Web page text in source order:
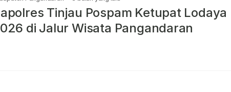
Tinjau Pospam Ketupat Lodaya
di Jalur Wisata Pangandaran